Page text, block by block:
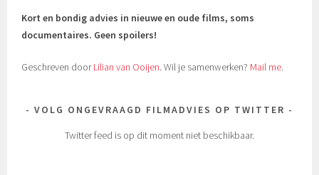
Kort en bondig advies in nieuwe en oude films, soms
documentaires. Geen spoilers!
Geschreven doorLilian van Ooijen. Wil je samenwerken? Mail me.
VOLG ONGEVRAAGD FILMADVIES OP TWITTER
Twitter feed is op dit moment niet beschikbaar.